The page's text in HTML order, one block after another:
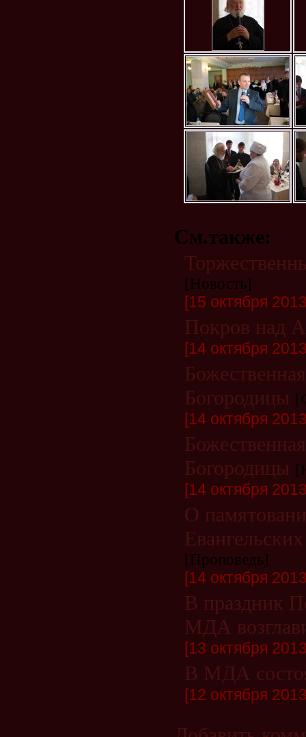
См.также:
[Новость]
[15 октября
Покров над
[14 октября
Богородицы
[14 октября
Богородицы
[14 октября
О
[Проповедь]
[14 октября
В праздник
МДА
[13 октября
В МДА
[12 октября